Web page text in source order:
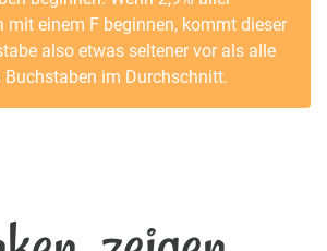
mit einem F beginnen, kommt dieser
also etwas seltener vor als alle
Buchstaben im Durchschnitt.